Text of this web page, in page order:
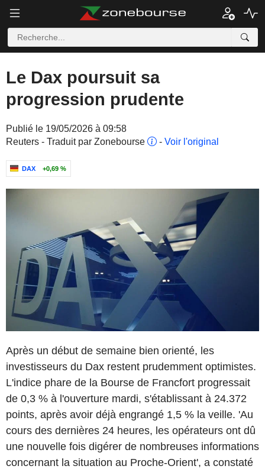
Le Dax poursuit sa
progression prudente
Publié le 19/05/2026 à 09:58
Reuters - Traduit par Zonebourse
- Voir l'original
DAX +0,69 %
Après un début de semaine bien orienté, les
investisseurs du Dax restent prudemment optimistes.
L'indice phare de la Bourse de Francfort progressait
de 0,3 % à l'ouverture mardi, s'établissant à 24.372
points, après avoir déjà engrangé 1,5 % la veille. 'Au
cours des dernières 24 heures, les opérateurs ont dû
une nouvelle fois digérer de nombreuses informations
concernant la situation au Proche-Orient', a constaté